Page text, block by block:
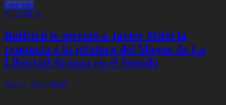
Leer más
POLITICA
Bullrich le ofreció a Javier Milei la
renuncia a la jefatura del bloque de La
Libertad Avanza en el Senado
junio 3, 2026 MAD